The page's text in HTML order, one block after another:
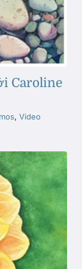
Caroline
, Video